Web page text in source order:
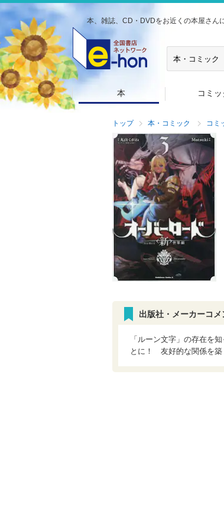
本、雑誌、CD・DVDをお近くの本屋さん
本 コミッ
トップ 本・コミック コミ
出版社・メーカーコメ
「ルーン文字」の存在を
とに！ 友好的な関係を築